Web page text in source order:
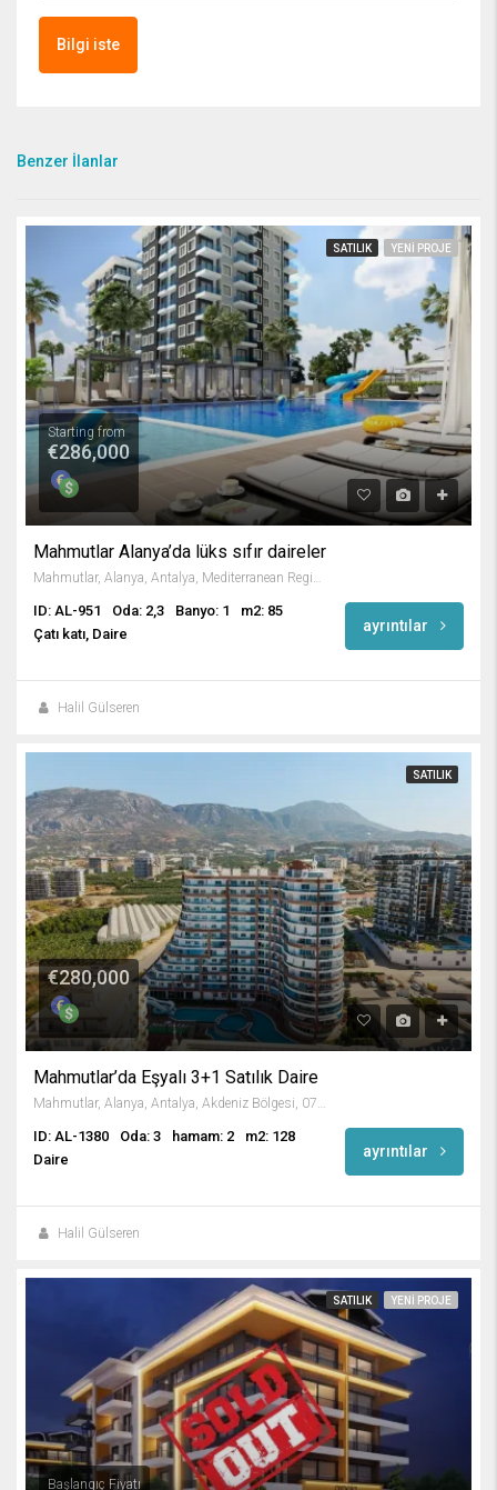
Bilgi iste
Benzer İlanlar
SATILIK YENI PROJE
Starting from
€286,000
Mahmutlar Alanya’da lüks sıfır daireler
Mahmutlar, Alanya, Antalya, Mediterranean Region, 3263, Turkey
ID: AL-951 Oda: 2,3 Banyo: 1
m2: 85
Çatı katı, Daire
ayrıntılar
Halil Gülseren
SATILIK
€280,000
Mahmutlar’da Eşyalı 3+1 Satılık Daire
Mahmutlar, Alanya, Antalya, Akdeniz Bölgesi, 07450, Türkiye
ID: AL-1380 Oda: 3 hamam: 2
m2: 128
Daire
ayrıntılar
Halil Gülseren
SATILIK YENI PROJE
Başlangıç Fiyatı